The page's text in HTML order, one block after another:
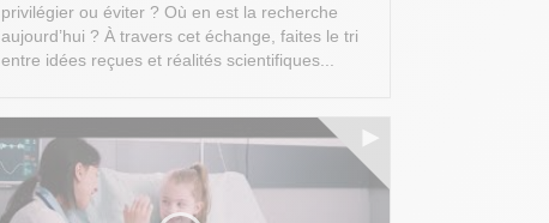
privilégier ou éviter ? Où en est la recherche
aujourd’hui ? À travers cet échange, faites le tri
entre idées reçues et réalités scientifiques...